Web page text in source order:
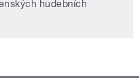
hudebních